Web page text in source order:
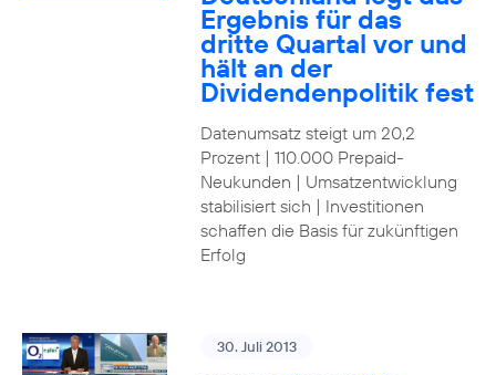
Ergebnis für das
dritte Quartal vor und
hält an der
Dividendenpolitik fest
Datenumsatz steigt um 20,2
Prozent | 110.000 Prepaid-
Neukunden | Umsatzentwicklung
stabilisiert sich | Investitionen
schaffen die Basis für zukünftigen
Erfolg
30. Juli 2013